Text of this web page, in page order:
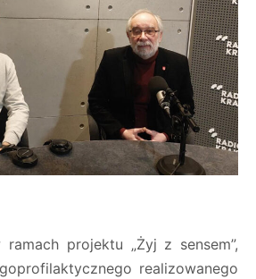
projektu „Żyj z sensem”,
realizowanego